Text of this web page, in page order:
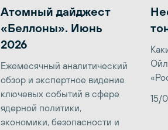
Атомный дайджест
«Беллоны». Июнь
2026
Ежемесячный аналитический
обзор и экспертное видение
ключевых событий в сфере
ядерной политики,
экономики, безопасности и
15/